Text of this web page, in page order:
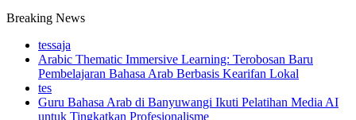
Breaking News
tessaja
Arabic Thematic Immersive Learning: Terobosan Baru
Pembelajaran Bahasa Arab Berbasis Kearifan Lokal
tes
Guru Bahasa Arab di Banyuwangi Ikuti Pelatihan Media AI
untuk Tingkatkan Profesionalisme